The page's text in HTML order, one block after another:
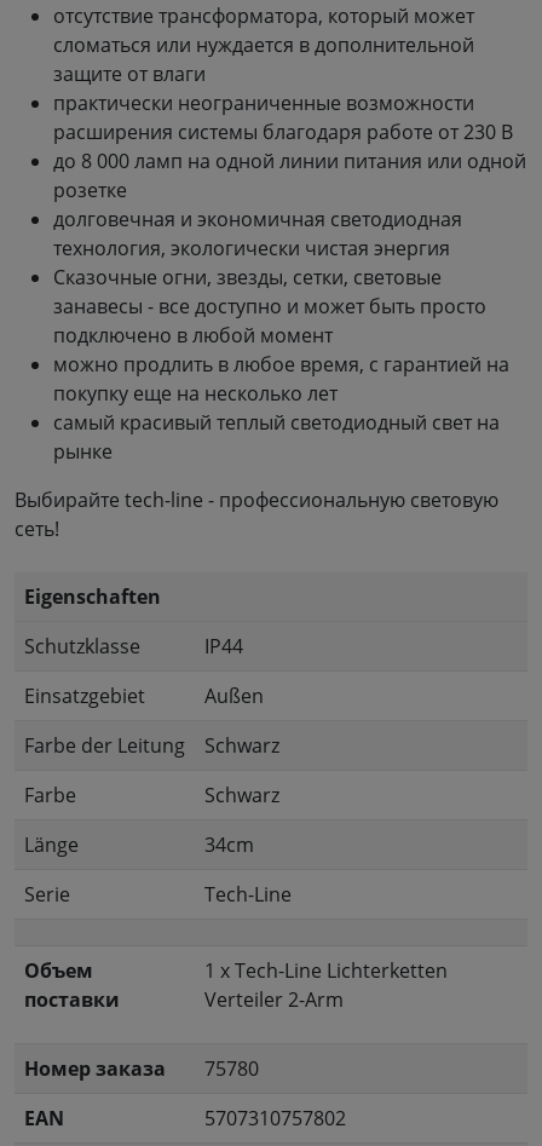
отсутствие трансформатора, который может
сломаться или нуждается в дополнительной
защите от влаги
практически неограниченные возможности
расширения системы благодаря работе от 230 В
до 8 000 ламп на одной линии питания или одной
розетке
долговечная и экономичная светодиодная
технология, экологически чистая энергия
Сказочные огни, звезды, сетки, световые
занавесы - все доступно и может быть просто
подключено в любой момент
можно продлить в любое время, с гарантией на
покупку еще на несколько лет
самый красивый теплый светодиодный свет на
рынке
Выбирайте tech-line - профессиональную световую
сеть!
Eigenschaften
Schutzklasse
IP44
Einsatzgebiet
Außen
Farbe der Leitung
Schwarz
Farbe
Schwarz
Länge
34cm
Serie
Tech-Line
Объем
поставки
1 x Tech-Line Lichterketten
Verteiler 2-Arm
Номер заказа
75780
EAN
5707310757802